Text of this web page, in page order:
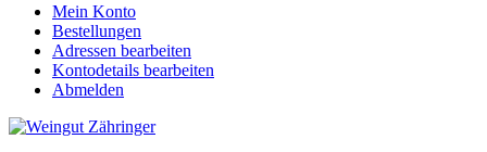
Mein Konto
Bestellungen
Adressen bearbeiten
Kontodetails bearbeiten
Abmelden